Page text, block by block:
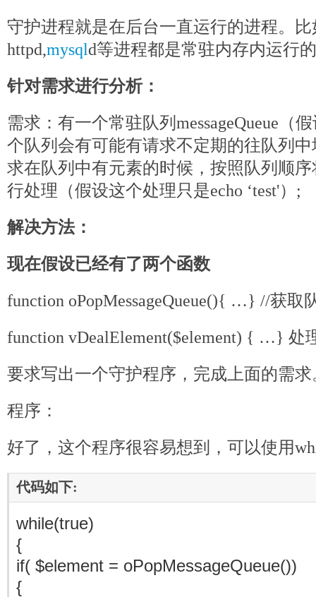
守护进程就是在后台一直运行的进程。
httpd,mysqld等进程都是常驻内存内运行
针对需求进行分析：
需求：有一个常驻队列messageQueue（
个队列会有可能有请求不定期的往队列
求在队列中有元素的时候，按照队列顺
行处理（假设这个处理只是echo ‘test'）;
解决方法：
现在假设已经有了两个函数
function oPopMessageQueue(){ …} //获取
function vDealElement($element) { …} 处
要求写出一个守护程序，完成上面的需求
程序：
好了，这个程序很容易想到，可以使用
代码如下:
while(true)
{
if( $element = oPopMessageQueue())
{